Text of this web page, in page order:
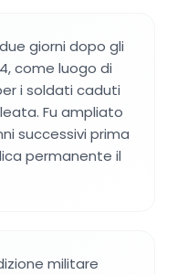
giorni dopo gli
come luogo di
i soldati caduti
Fu ampliato
successivi prima
permanente il
militare